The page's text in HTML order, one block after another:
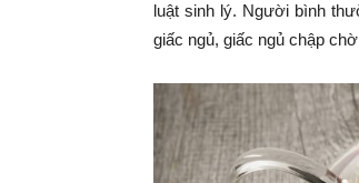
luật sinh lý. Người bình
giấc ngủ, giấc ngủ chập